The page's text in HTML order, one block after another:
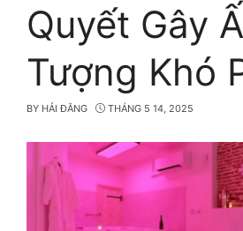
Quyết Gây
Tượng Khó
BY HẢI ĐĂNG THÁNG 5 14, 2025